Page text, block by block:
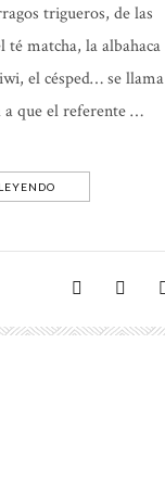
trigueros, de las
té matcha, la albahaca
el césped… se llama
a que el referente …